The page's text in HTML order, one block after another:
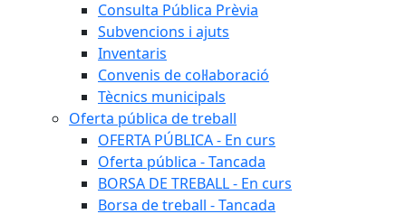
Consulta Pública Prèvia
Subvencions i ajuts
Inventaris
Convenis de col·laboració
Tècnics municipals
Oferta pública de treball
OFERTA PÚBLICA - En curs
Oferta pública - Tancada
BORSA DE TREBALL - En curs
Borsa de treball - Tancada